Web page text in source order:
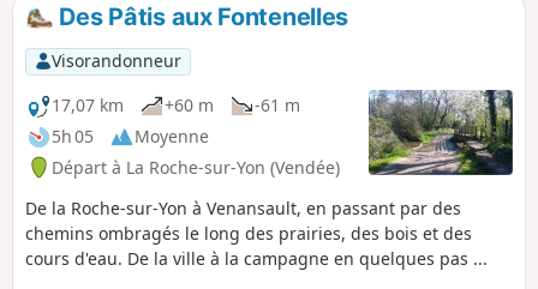
Des Pâtis aux Fontenelles
Visorandonneur
17,07 km
+60 m
-61 m
5h 05
Moyenne
Départ à La Roche-sur-Yon (Vendée)
De la Roche-sur-Yon à Venansault, en passant par des
chemins ombragés le long des prairies, des bois et des
cours d'eau. De la ville à la campagne en quelques pas ...